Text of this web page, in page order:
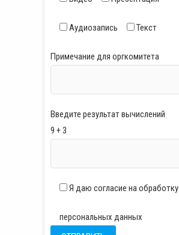
Аудиозапись Текст
Примечание для оргкомитета
Введите результат вычислений
9 + 3
Я даю согласие на обработку
персональных данных